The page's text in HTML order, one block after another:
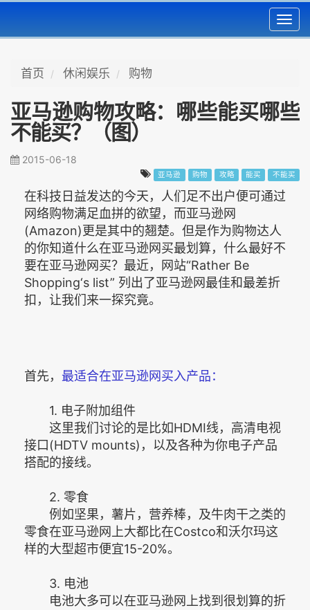
首页 休闲娱乐 购物
亚马逊购物攻略：哪些能买哪些
不能买？（图）
2015-06-18
亚马逊 购物 攻略 能买 不能买
在科技日益发达的今天，人们足不出户便可通过
网络购物满足血拼的欲望，而亚马逊网
(Amazon)更是其中的翘楚。但是作为购物达人
的你知道什么在亚马逊网买最划算，什么最好不
要在亚马逊网买？最近，网站“Rather Be
Shopping‘s list” 列出了亚马逊网最佳和最差折
扣，让我们来一探究竟。
首先， 最适合在亚马逊网买入产品：
1. 电子附加组件
这里我们讨论的是比如HDMI线，高清电视
接口(HDTV mounts)，以及各种为你电子产品
搭配的接线。
2. 零食
例如坚果，薯片，营养棒，及牛肉干之类的
零食在亚马逊网上大都比在Costco和沃尔玛这
样的大型超市便宜15-20%。
3. 电池
电池大多可以在亚马逊网上找到很划算的折